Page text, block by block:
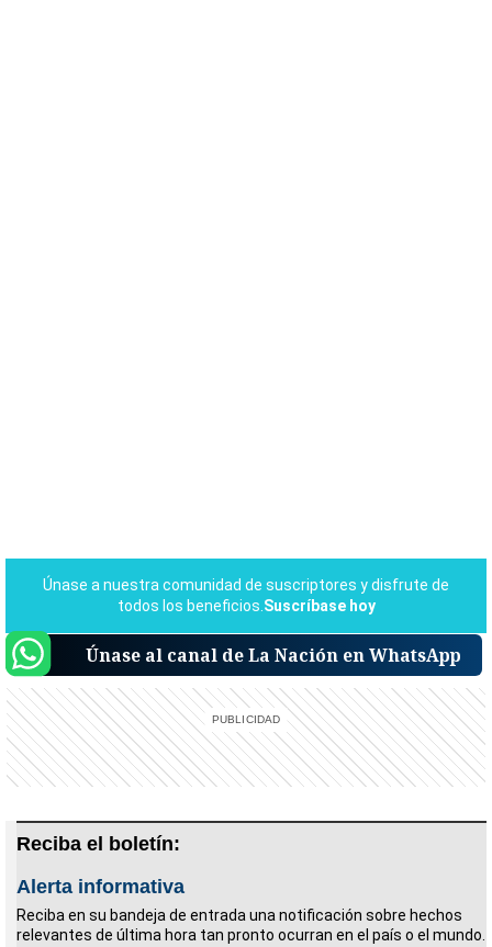
Únase al canal de La Nación en WhatsApp
Reciba el boletín:
Alerta informativa
Reciba en su bandeja de entrada una notificación sobre hechos
relevantes de última hora tan pronto ocurran en el país o el mundo.